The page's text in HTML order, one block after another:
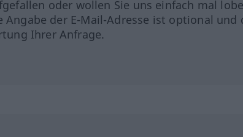
oder wollen Sie uns einfach mal
Angabe der E-Mail-Adresse ist optional und
Ihrer Anfrage.